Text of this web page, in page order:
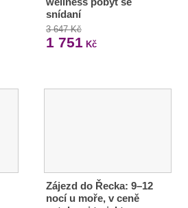
snídaní
3 647 Kč
1 751 Kč
Zájezd do Řecka: 9–12
nocí u moře, v ceně